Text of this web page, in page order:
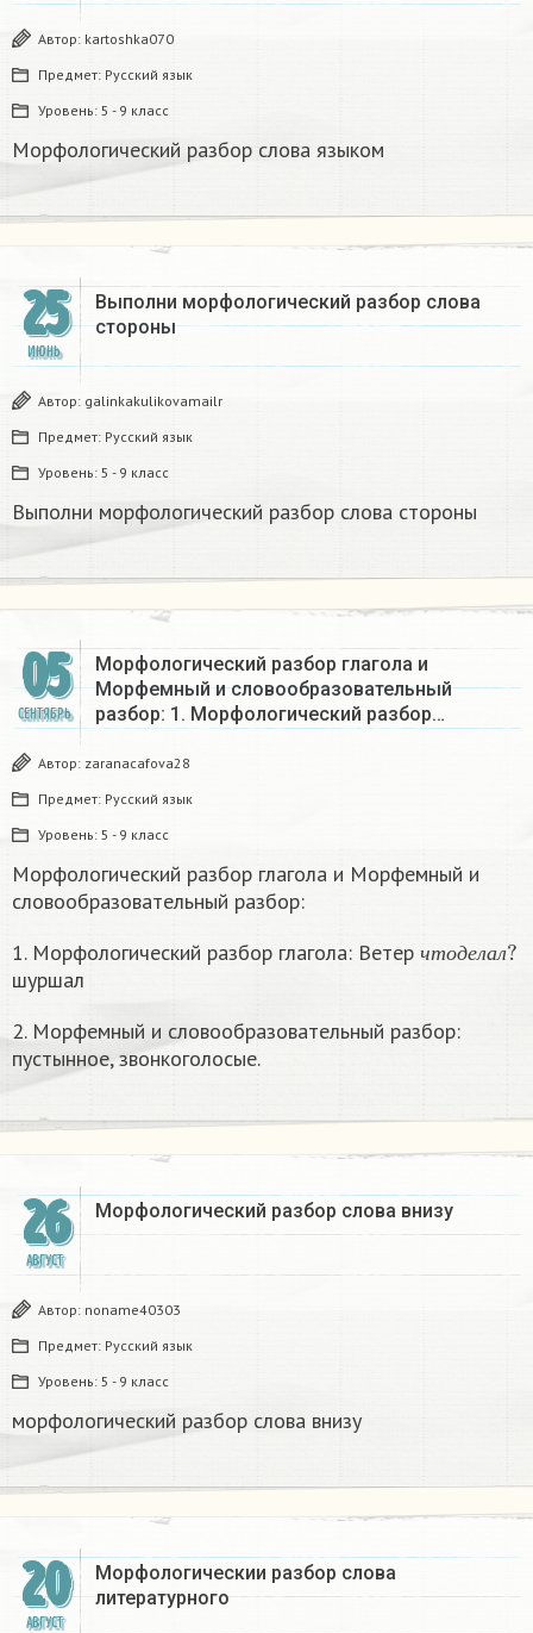
Автор: kartoshka070
Предмет: Русский язык
Уровень: 5 - 9 класс
Морфологический разбор слова языком
25
ИЮНЬ
Выполни морфологический разбор слова
стороны
Автор: galinkakulikovamailr
Предмет: Русский язык
Уровень: 5 - 9 класс
Выполни морфологический разбор слова стороны
05
СЕНТЯБРЬ
Морфологический разбор глагола и
Морфемный и словообразовательный
разбор: 1. Морфологический разбор…
Автор: zaranacafova28
Предмет: Русский язык
Уровень: 5 - 9 класс
Морфологический разбор глагола и Морфемный и
словообразовательный разбор:
1. Морфологический разбор глагола: Ветер
ч т о д ел ал
л?
шуршал
2. Морфемный и словообразовательный разбор:
пустынное, звонкоголосые.
26
АВГУСТ
Морфологический разбор слова внизу
Автор: noname40303
Предмет: Русский язык
Уровень: 5 - 9 класс
морфологический разбор слова внизу
20
АВГУСТ
Морфологическии разбор слова
литературного​